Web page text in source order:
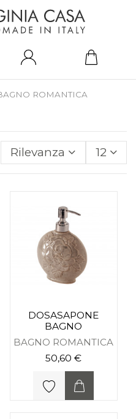
ROMANTICA
Rilevanza 12
DOSASAPONE
BAGNO
BAGNO ROMANTICA
50,60 €